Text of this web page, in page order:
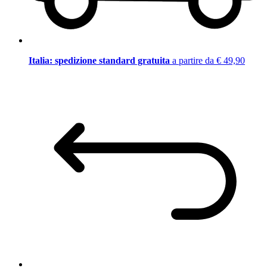
Italia: spedizione standard gratuita a partire da € 49,90